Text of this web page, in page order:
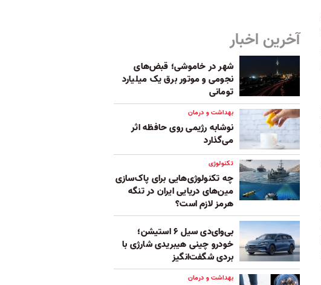
آخرین اخبار
شهر در خاموشی؛ قبض‌های
نجومی و موتور برق یک میلیارد
تومانی
بهداشت و درمان
نوشابه رژیمی روی حافظه اثر
می‌گذارد
تکنولوژی
چه تکنولوژی‌هایی برای پاک‌سازی
مین‌های دریایی ایران در تنگه
هرمز لازم است؟
بی‌وای‌دی سیل ۶ استیشن؛
خودرو چینی هیبریدی شارژی با
بردی شگفت‌انگیز
بهداشت و درمان